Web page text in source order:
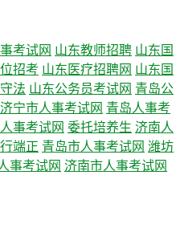
考试网 山东教师招聘 山东国
招考 山东医疗招聘网 山东国
法 山东公务员考试网 青岛公
济宁市人事考试网 青岛人事考
事考试网 委托培养生 济南人
端正 青岛市人事考试网 潍坊
事考试网 济南市人事考试网